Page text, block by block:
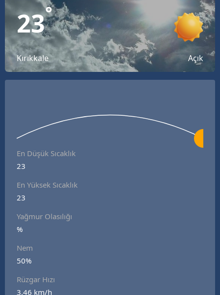
23°
Kırıkkale Açık
En Düşük Sıcaklık
23
En Yüksek Sıcaklık
23
Yağmur Olasılığı
%
Nem
50%
Rüzgar Hızı
3.46 km/h